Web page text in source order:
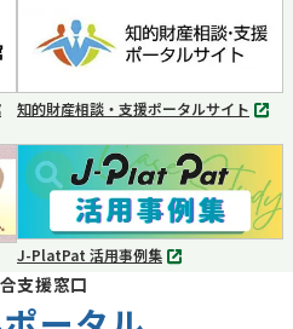
ブ
で
開
く
別
タ
ブ
で
知的財産相談・支援ポータルサイト
別
タ
開
く
J-PlatPat 活用事例集
別
支援窓口